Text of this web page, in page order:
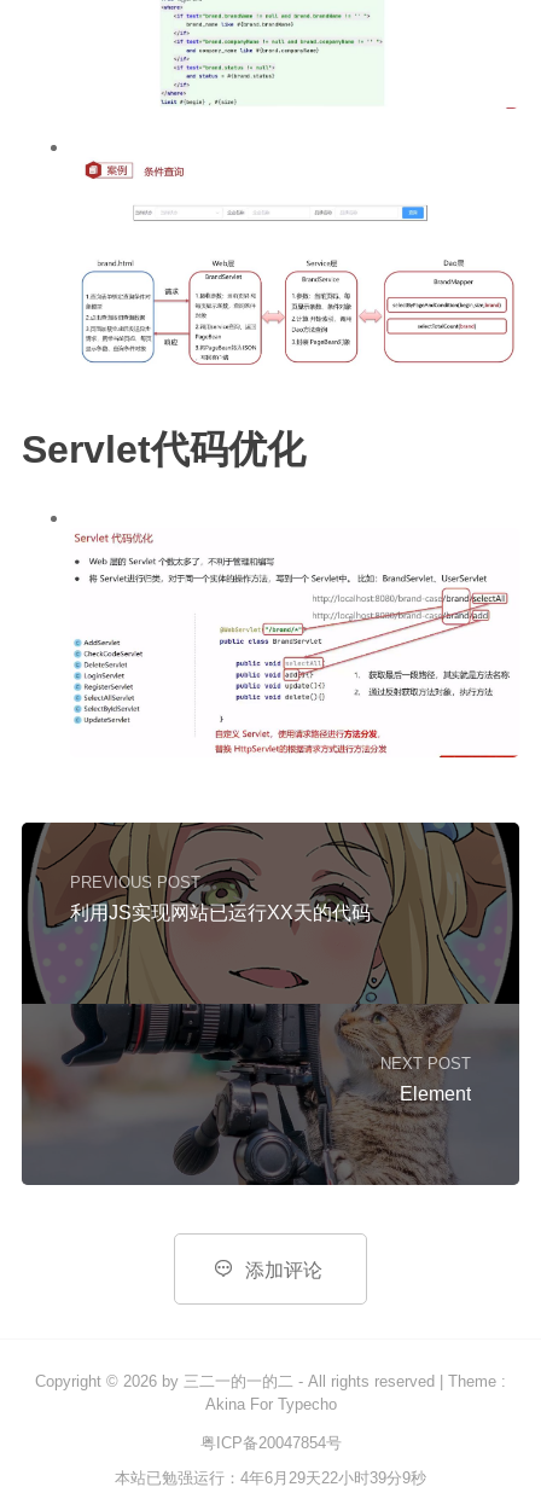
Servlet代码优化
PREVIOUS POST
利用JS实现网站已运行XX天的代码
NEXT POST
Element
 添加评论
Copyright © 2026 by 三二一的一的二 - All rights reserved
Theme :
Akina For Typecho
粤ICP备20047854号
本站已勉强运行：4年6月29天22小时39分9秒